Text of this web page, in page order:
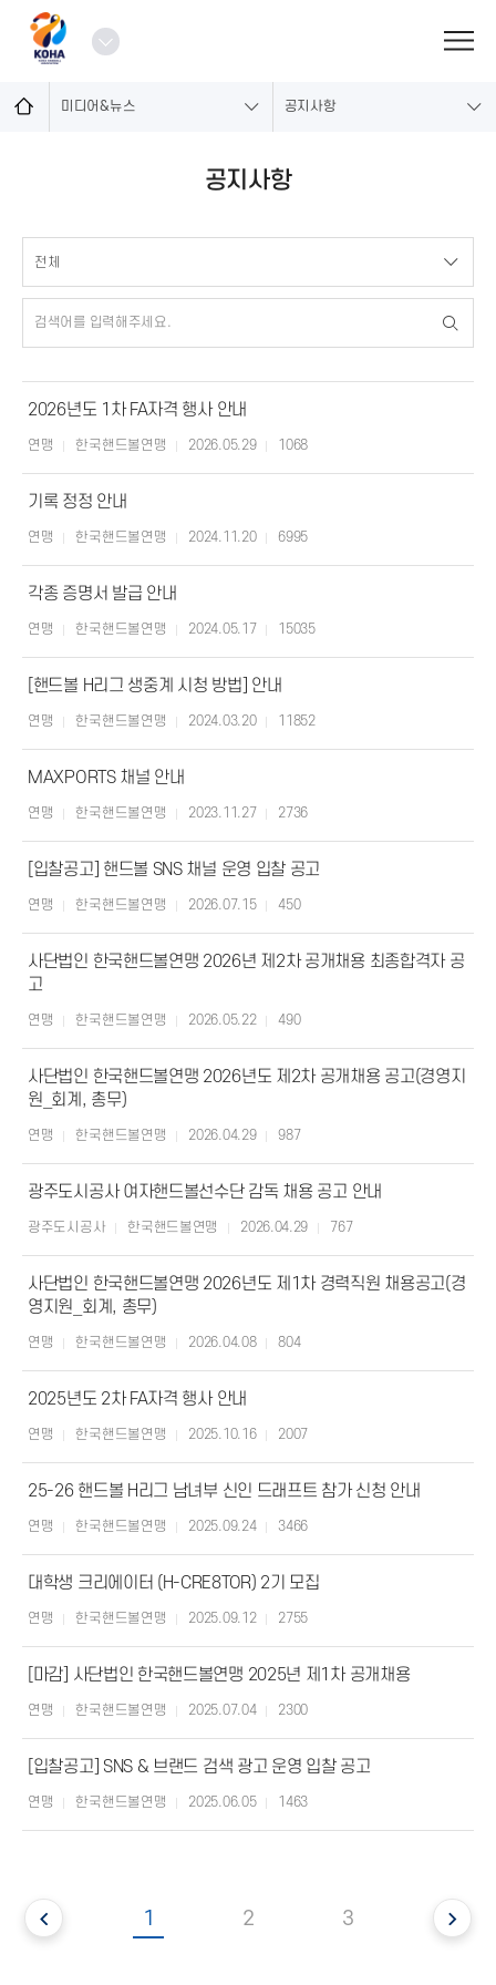
열
미디어&뉴스 공지사항
공지사항
지
사
2026년도 1차 FA자격 행사 안내
연맹 한국핸드볼연맹 2026.05.29 1068
기록 정정 안내
연맹 한국핸드볼연맹 2024.11.20 6995
각종 증명서 발급 안내
연맹 한국핸드볼연맹 2024.05.17 15035
[핸드볼 H리그 생중계 시청 방법] 안내
연맹 한국핸드볼연맹 2024.03.20 11852
MAXPORTS 채널 안내
연맹 한국핸드볼연맹 2023.11.27 2736
[입찰공고] 핸드볼 SNS 채널 운영 입찰 공고
연맹 한국핸드볼연맹 2026.07.15 450
사단법인 한국핸드볼연맹 2026년 제2차 공개채용 최종합격자 공
고
연맹 한국핸드볼연맹 2026.05.22 490
사단법인 한국핸드볼연맹 2026년도 제2차 공개채용 공고(경영지
원_회계, 총무)
연맹 한국핸드볼연맹 2026.04.29 987
광주도시공사 여자핸드볼선수단 감독 채용 공고 안내
광주도시공사 한국핸드볼연맹 2026.04.29 767
사단법인 한국핸드볼연맹 2026년도 제1차 경력직원 채용공고(경
영지원_회계, 총무)
연맹 한국핸드볼연맹 2026.04.08 804
2025년도 2차 FA자격 행사 안내
연맹 한국핸드볼연맹 2025.10.16 2007
25-26 핸드볼 H리그 남녀부 신인 드래프트 참가 신청 안내
연맹 한국핸드볼연맹 2025.09.24 3466
대학생 크리에이터 (H-CRE8TOR) 2기 모집
연맹 한국핸드볼연맹 2025.09.12 2755
[마감] 사단법인 한국핸드볼연맹 2025년 제1차 공개채용
연맹 한국핸드볼연맹 2025.07.04 2300
[입찰공고] SNS & 브랜드 검색 광고 운영 입찰 공고
연맹 한국핸드볼연맹 2025.06.05 1463
1 2 3